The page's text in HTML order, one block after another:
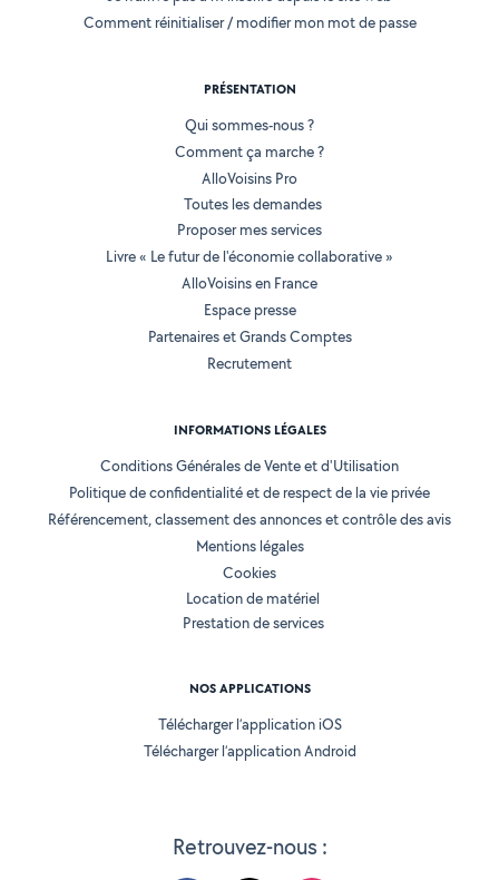
Retrouvez-nous :
Comment réinitialiser / modifier mon mot de passe
PRÉSENTATION
Qui sommes-nous ?
Comment ça marche ?
AlloVoisins Pro
Toutes les demandes
Proposer mes services
Livre « Le futur de l'économie collaborative »
AlloVoisins en France
Espace presse
Partenaires et Grands Comptes
Recrutement
INFORMATIONS LÉGALES
Conditions Générales de Vente et d'Utilisation
Politique de confidentialité et de respect de la vie privée
Référencement, classement des annonces et contrôle des avis
Mentions légales
Cookies
Location de matériel
Prestation de services
NOS APPLICATIONS
Télécharger l’application iOS
Télécharger l’application Android